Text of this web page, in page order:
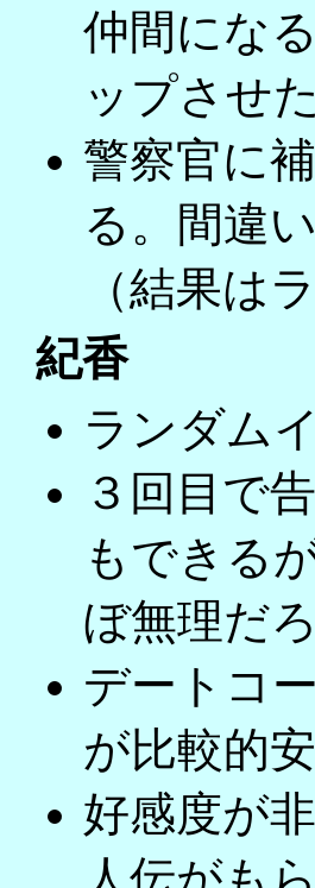
仲間にな
ップさせ
警察官に
る。間違
（結果は
紀香
ランダム
３回目で
もできる
ぼ無理だろ
デートコ
が比較的
好感度が